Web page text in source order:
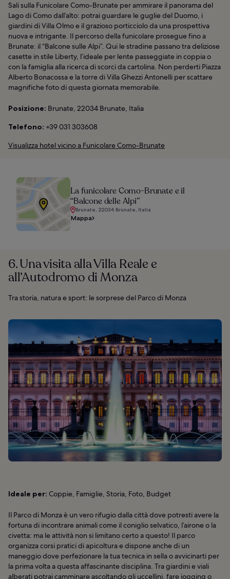
Sali sulla Funicolare Como-Brunate per ammirare il panorama del
Lago di Como dall’alto: potrai guardare le guglie del Duomo, i
giardini di Villa Olmo e il grazioso porticciolo da una prospettiva
nuova e intrigante. Il percorso della funicolare prosegue fino a
Brunate: il “Balcone sulle Alpi”. Qui le stradine passano tra deliziose
casette in stile Liberty, l’ideale per lente passeggiate in coppia o
con la famiglia alla ricerca di scorci da cartolina. Non perderti Piazza
Alberto Bonacossa e la torre di Villa Ghezzi Antonelli per scattare
magnifiche foto di questa giornata memorabile.
Posizione: Brunate, 22034 Brunate, Italia
Telefono: +39 031 303608
Visualizza hotel vicino a Funicolare Como-Brunate
La funicolare Como-Brunate e il
“Balcone delle Alpi”
Brunate, 22034 Brunate, Italia
Mappa
6. Una visita alla Villa Reale e
all’Autodromo di Monza
Tra storia, natura e sport: le sorprese del Parco di Monza
Ideale per: Coppie, Famiglie, Storia, Foto, Budget
Il Parco di Monza è un vero rifugio dalla città dove potresti avere la
fortuna di incontrare animali come il coniglio selvatico, l’airone o la
civetta: ma le attività non si limitano certo a questo! Il parco
organizza corsi pratici di apicoltura e dispone anche di un
maneggio dove perfezionare la tua tecnica in sella o avvicinarti per
la prima volta a questa affascinante disciplina. Tra giardini e viali
alberati potrai camminare ascoltando gli uccellini, fare jogging o